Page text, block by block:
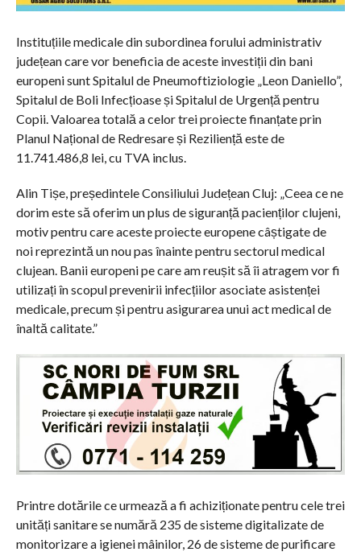
Instituțiile medicale din subordinea forului administrativ
județean care vor beneficia de aceste investiții din bani
europeni sunt Spitalul de Pneumoftiziologie „Leon Daniello”,
Spitalul de Boli Infecțioase și Spitalul de Urgență pentru
Copii. Valoarea totală a celor trei proiecte finanțate prin
Planul Național de Redresare și Reziliență este de
11.741.486,8 lei, cu TVA inclus.
Alin Tișe, președintele Consiliului Județean Cluj: „Ceea ce ne
dorim este să oferim un plus de siguranță pacienților clujeni,
motiv pentru care aceste proiecte europene câștigate de
noi reprezintă un nou pas înainte pentru sectorul medical
clujean. Banii europeni pe care am reușit să îi atragem vor fi
utilizați în scopul prevenirii infecțiilor asociate asistenței
medicale, precum și pentru asigurarea unui act medical de
înaltă calitate.”
Printre dotările ce urmează a fi achiziționate pentru cele trei
unități sanitare se numără 235 de sisteme digitalizate de
monitorizare a igienei mâinilor, 26 de sisteme de purificare